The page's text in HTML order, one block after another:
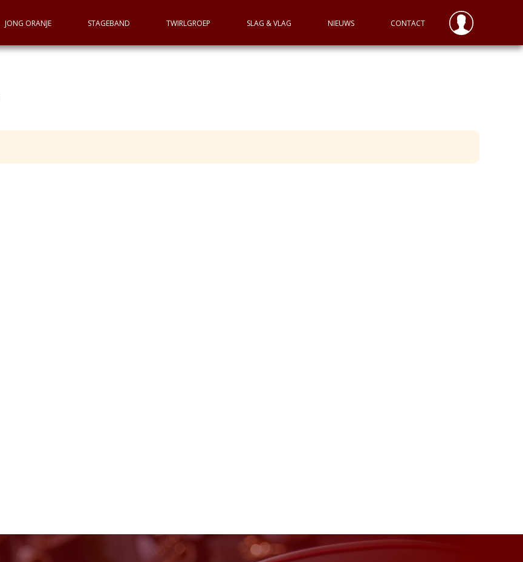
JONG ORANJE STAGEBAND TWIRLGROEP SLAG & VLAG NIEUWS CONTACT